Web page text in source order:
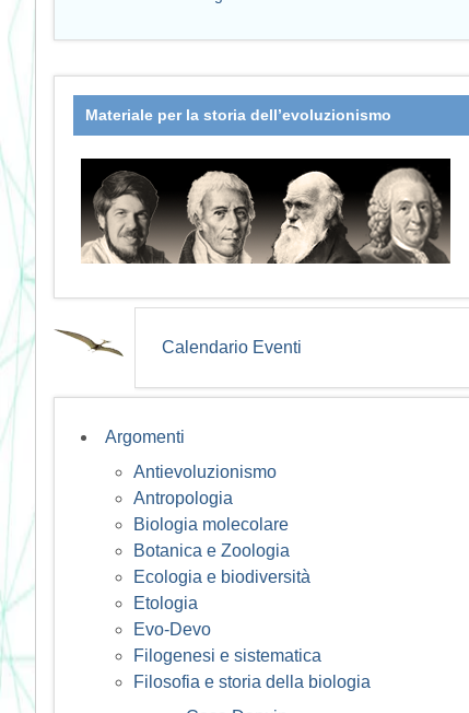
Materiale per la storia dell’evoluzionismo
Calendario Eventi
Argomenti
Antievoluzionismo
Antropologia
Biologia molecolare
Botanica e Zoologia
Ecologia e biodiversità
Etologia
Evo-Devo
Filogenesi e sistematica
Filosofia e storia della biologia